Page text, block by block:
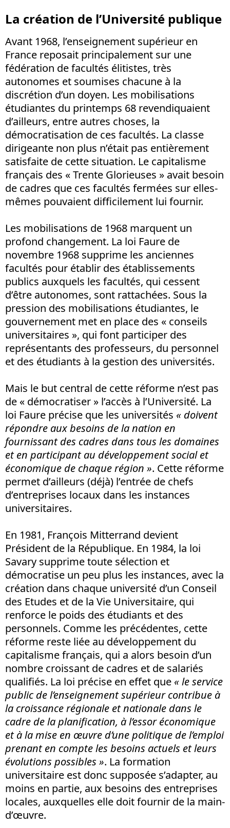
La création de l’Université publique
Avant 1968, l’enseignement supérieur en
France reposait principalement sur une
fédération de facultés élitistes, très
autonomes et soumises chacune à la
discrétion d’un doyen. Les mobilisations
étudiantes du printemps 68 revendiquaient
d’ailleurs, entre autres choses, la
démocratisation de ces facultés. La classe
dirigeante non plus n’était pas entièrement
satisfaite de cette situation. Le capitalisme
français des « Trente Glorieuses » avait besoin
de cadres que ces facultés fermées sur elles-
mêmes pouvaient difficilement lui fournir.
Les mobilisations de 1968 marquent un
profond changement. La loi Faure de
novembre 1968 supprime les anciennes
facultés pour établir des établissements
publics auxquels les facultés, qui cessent
d’être autonomes, sont rattachées. Sous la
pression des mobilisations étudiantes, le
gouvernement met en place des « conseils
universitaires », qui font participer des
représentants des professeurs, du personnel
et des étudiants à la gestion des universités.
Mais le but central de cette réforme n’est pas
de « démocratiser » l’accès à l’Université. La
loi Faure précise que les universités « doivent
répondre aux besoins de la nation en
fournissant des cadres dans tous les domaines
et en participant au développement social et
économique de chaque région ». Cette réforme
permet d’ailleurs (déjà) l’entrée de chefs
d’entreprises locaux dans les instances
universitaires.
En 1981, François Mitterrand devient
Président de la République. En 1984, la loi
Savary supprime toute sélection et
démocratise un peu plus les instances, avec la
création dans chaque université d’un Conseil
des Etudes et de la Vie Universitaire, qui
renforce le poids des étudiants et des
personnels. Comme les précédentes, cette
réforme reste liée au développement du
capitalisme français, qui a alors besoin d’un
nombre croissant de cadres et de salariés
qualifiés. La loi précise en effet que «le service
public de l’enseignement supérieur contribue à
la croissance régionale et nationale dans le
cadre de la planification, à l’essor économique
et à la mise en œuvre d’une politique de l’emploi
prenant en compte les besoins actuels et leurs
évolutions possibles ». La formation
universitaire est donc supposée s’adapter, au
moins en partie, aux besoins des entreprises
locales, auxquelles elle doit fournir de la main-
d’œuvre.